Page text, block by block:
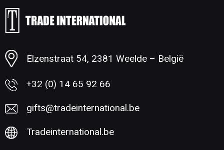
Minimale afname: 1
Elzenstraat 54, 2381 Weelde – België
+32 (0) 14 65 92 66
gifts@tradeinternational.be
Tradeinternational.be